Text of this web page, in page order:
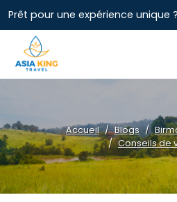
Prêt pour une expérience unique ?
Accueil Blogs
Conseils de